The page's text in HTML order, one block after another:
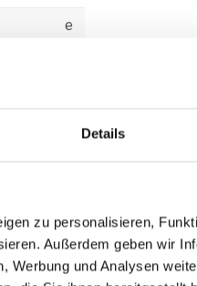
Details
zu personalisieren,
Außerdem geben wir
Werbung und Analysen
e
fit
el
le
s